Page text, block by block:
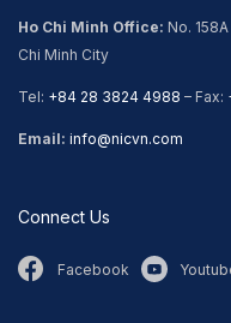
Ho Chi Minh Office: No.
Chi Minh City
Tel: +84 28 3824 4988 – Fax:
Email: info@nicvn.com
Connect Us
Facebook